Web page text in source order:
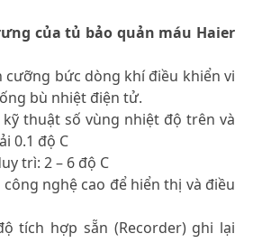
của tủ bảo quản máu Haier
cưỡng bức dòng khí điều khiển vi
bù nhiệt điện tử.
thuật số vùng nhiệt độ trên và
0.1 độ C
trì: 2 – 6 độ C
nghệ cao để hiển thị và điều
tích hợp sẵn (Recorder) ghi lại